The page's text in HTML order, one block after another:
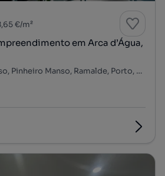
€/m²
em Arca d’Água,
Rua do Pinheiro Manso, Pinheiro Manso, Ramalde, Porto, Porto